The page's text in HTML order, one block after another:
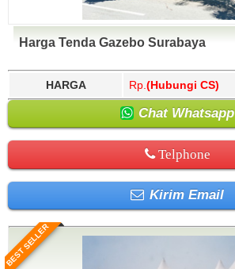
Harga Tenda Gazebo Surabaya
HARGA Rp. (Hubungi CS)
Chat Whatsapp
Telphone
Kirim Email
BEST SELLER